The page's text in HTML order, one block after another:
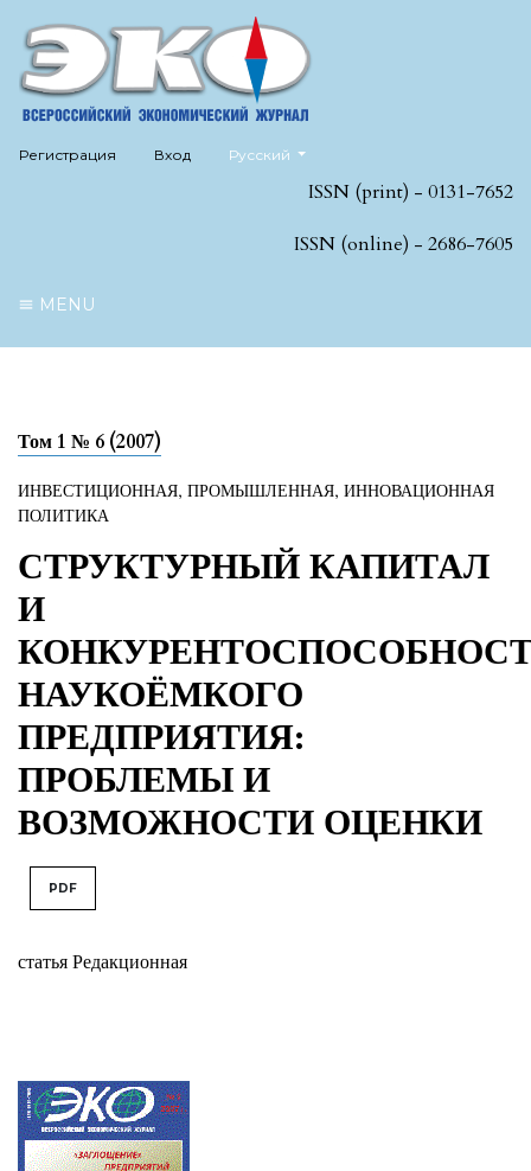
Регистрация Вход Русский
ISSN (print) - 0131-7652
ISSN (online) - 2686-7605
MENU
Том 1 № 6 (2007)
ИНВЕСТИЦИОННАЯ, ПРОМЫШЛЕННАЯ, ИННОВАЦИОННАЯ
ПОЛИТИКА
СТРУКТУРНЫЙ КАПИТАЛ
И
НАУКОЁМКОГО
ПРЕДПРИЯТИЯ:
ПРОБЛЕМЫ И
ВОЗМОЖНОСТИ ОЦЕНКИ
PDF
статья Редакционная